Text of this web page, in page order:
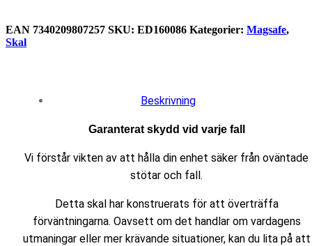
EAN ‌‌‌‌7340209807257 SKU: ED160086 Kategorier: Magsafe,
Skal
Beskrivning
Garanterat skydd vid varje fall
Vi förstår vikten av att hålla din enhet säker från oväntade
stötar och fall.
Detta skal har konstruerats för att överträffa
förväntningarna. Oavsett om det handlar om vardagens
utmaningar eller mer krävande situationer, kan du lita på att